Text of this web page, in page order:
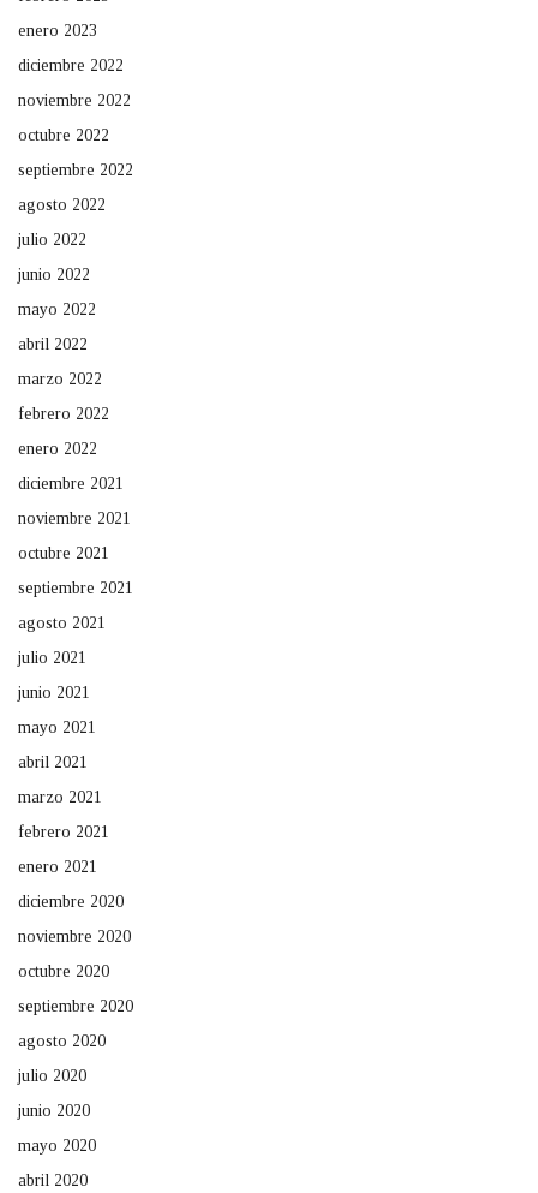
enero 2023
diciembre 2022
noviembre 2022
octubre 2022
septiembre 2022
agosto 2022
julio 2022
junio 2022
mayo 2022
abril 2022
marzo 2022
febrero 2022
enero 2022
diciembre 2021
noviembre 2021
octubre 2021
septiembre 2021
agosto 2021
julio 2021
junio 2021
mayo 2021
abril 2021
marzo 2021
febrero 2021
enero 2021
diciembre 2020
noviembre 2020
octubre 2020
septiembre 2020
agosto 2020
julio 2020
junio 2020
mayo 2020
abril 2020